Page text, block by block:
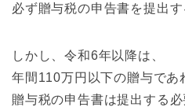
必ず贈与税の申告書を提出す
しかし、令和6年以降は、
年間110万円以下の贈与であ
贈与税の申告書は提出する必